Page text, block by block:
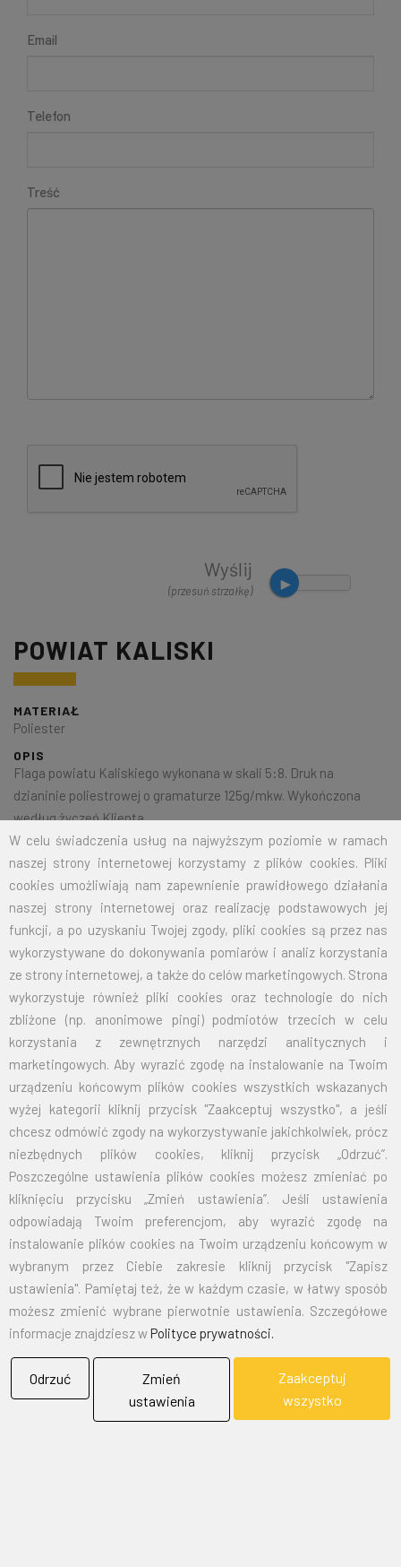
W celu świadczenia usług na najwyższym poziomie w ramach
naszej strony internetowej korzystamy z plików cookies. Pliki
cookies umożliwiają nam zapewnienie prawidłowego działania
naszej strony internetowej oraz realizację podstawowych jej
funkcji, a po uzyskaniu Twojej zgody, pliki cookies są przez nas
wykorzystywane do dokonywania pomiarów i analiz korzystania
ze strony internetowej, a także do celów marketingowych. Strona
wykorzystuje również pliki cookies oraz technologie do nich
zbliżone (np. anonimowe pingi) podmiotów trzecich w celu
korzystania z zewnętrznych narzędzi analitycznych i
marketingowych. Aby wyrazić zgodę na instalowanie na Twoim
urządzeniu końcowym plików cookies wszystkich wskazanych
wyżej kategorii kliknij przycisk "Zaakceptuj wszystko", a jeśli
chcesz odmówić zgody na wykorzystywanie jakichkolwiek, prócz
niezbędnych plików cookies, kliknij przycisk „Odrzuć”.
Poszczególne ustawienia plików cookies możesz zmieniać po
kliknięciu przycisku „Zmień ustawienia”. Jeśli ustawienia
odpowiadają Twoim preferencjom, aby wyrazić zgodę na
instalowanie plików cookies na Twoim urządzeniu końcowym w
wybranym przez Ciebie zakresie kliknij przycisk "Zapisz
ustawienia". Pamiętaj też, że w każdym czasie, w łatwy sposób
możesz zmienić wybrane pierwotnie ustawienia. Szczegółowe
informacje znajdziesz wPolityce prywatności.
Odrzuć
Zmień
ustawienia
Zaakceptuj
wszystko
Email
Telefon
Treść
Wyślij
(przesuń strzałkę)
POWIAT KALISKI
MATERIAŁ
Poliester
OPIS
Flaga powiatu Kaliskiego wykonana w skali 5:8. Druk na
dzianinie poliestrowej o gramaturze 125g/mkw. Wykończona
według życzeń Klienta.
Na życzenie klienta jesteśmy w stanie wykonać dowolny rozmiar
flagi. Przy zamówieniu większej ilości cena zostanie wyliczona
indywidualnie.
ROZMIAR CENA NETTO CENA BRUTTO
70X110 32,50 39,98
100X160 67,50 83,03
151,50
EMAIL: marketing@bielflag.pl
biuro@bielflag.pl
TELEFON:600 42 11 90,33/816 21 78
BIELFLAG